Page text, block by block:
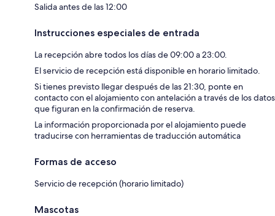
Salida antes de las 12:00
Instrucciones especiales de entrada
La recepción abre todos los días de 09:00 a 23:00.
El servicio de recepción está disponible en horario limitado.
Si tienes previsto llegar después de las 21:30, ponte en
contacto con el alojamiento con antelación a través de los datos
que figuran en la confirmación de reserva.
La información proporcionada por el alojamiento puede
traducirse con herramientas de traducción automática
Formas de acceso
Servicio de recepción (horario limitado)
Mascotas